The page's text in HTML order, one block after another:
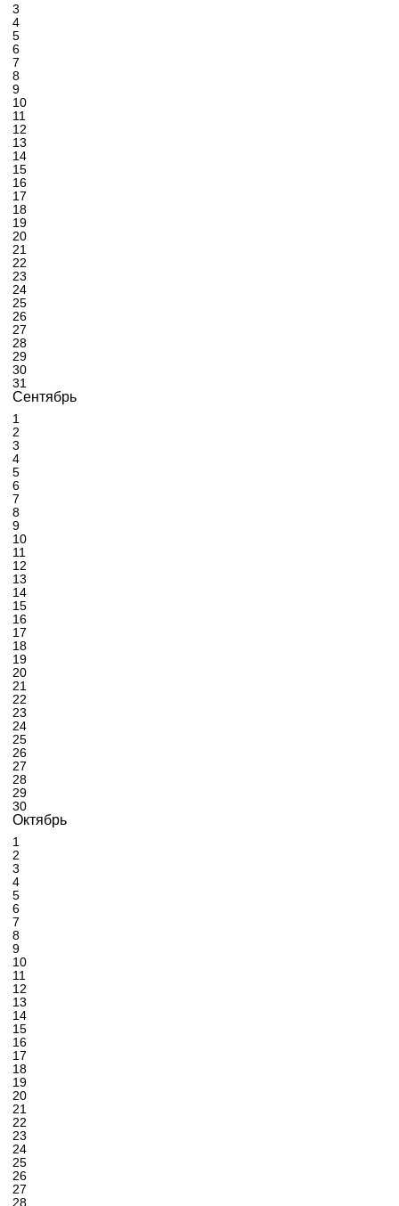
3
4
5
6
7
8
9
10
11
12
13
14
15
16
17
18
19
20
21
22
23
24
25
26
27
28
29
30
31
Сентябрь
1
2
3
4
5
6
7
8
9
10
11
12
13
14
15
16
17
18
19
20
21
22
23
24
25
26
27
28
29
30
Октябрь
1
2
3
4
5
6
7
8
9
10
11
12
13
14
15
16
17
18
19
20
21
22
23
24
25
26
27
28